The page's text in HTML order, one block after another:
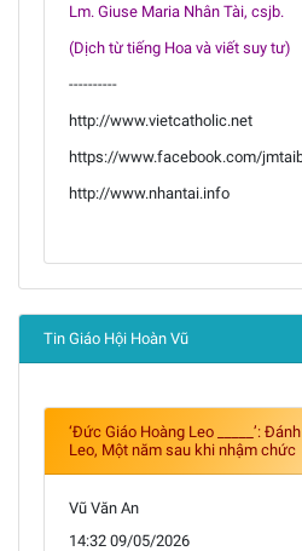
Lm. Giuse Maria Nhân Tài, csjb.
(Dịch từ tiếng Hoa và viết suy tư)
----------
http://www.vietcatholic.net
https://www.facebook.com/
http://www.nhantai.info
Tin Giáo Hội Hoàn Vũ
‘Đức Giáo Hoàng Leo _____’:
Leo, Một năm sau khi nhậm chức
Vũ Văn An
14:32 09/05/2026